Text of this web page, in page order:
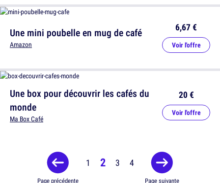
Une box pour découvrir les cafés du
monde
Ma Box Café
20 €
Voir l'offre
Une mini poubelle en mug de café
Amazon
6,67 €
Voir l'offre
Page précédente
1 2 3 4
Page suivante